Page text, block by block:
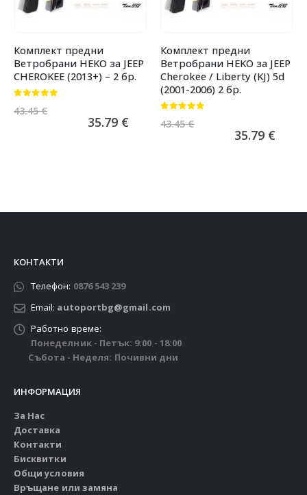
Комплект предни
Ветробрани HEKO за JEEP
CHEROKEE (2013+) – 2 бр.
43.45€
35.79 €
Комплект предни
Ветробрани HEKO за JEEP
Cherokee / Liberty (KJ) 5d
(2001-2006) 2 бр.
43.45€
35.79 €
КОНТАКТИ
Телефон: 0876 543 239
Email: autoportbg@gmail.com
Работно време:
Понеделник - Петък: 9:00 - 18:00
Събота - Неделя: Почивни дни
ИНФОРМАЦИЯ
За Нас
Доставка
Контакти
Бисквитки
Общи условия
Връщане или замяна